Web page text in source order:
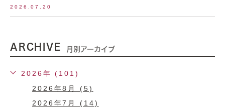
2026.07.20
ARCHIVE 月別アーカイブ
2026年 (101)
2026年8月 (5)
2026年7月 (14)